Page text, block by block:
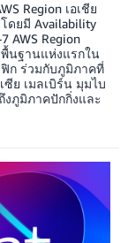
Region เอเชีย
ดยมี Availability
AWS Region
พื้นฐานแห่งแรกใน
ก ร่วมกับภูมิภาคที่
ซีย เมลเบิร์น มุมไบ
งภูมิภาคปักกิ่งและ